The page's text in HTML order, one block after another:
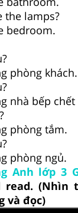
the lamps?
bedroom.
phòng khách.
nhà bếp chết
phòng tắm.
phòng ngủ.
Anh lớp 3
read.
và đọc)